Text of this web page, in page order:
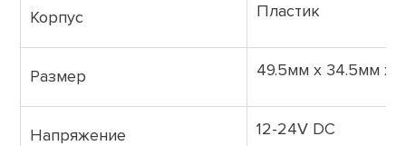
Корпус Пластик
Размер 49.5мм х 34.5мм х
Напряжение 12-24V DC